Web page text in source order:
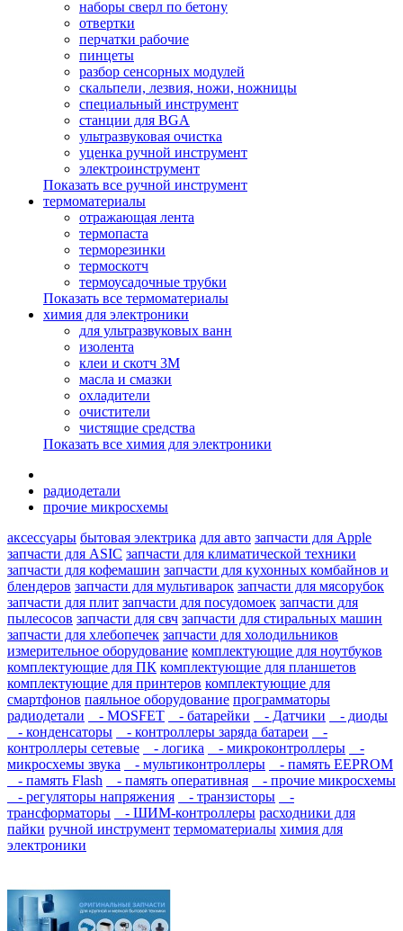
наборы сверл по бетону
отвертки
перчатки рабочие
пинцеты
разбор сенсорных модулей
скальпели, лезвия, ножи, ножницы
специальный инструмент
станции для BGA
ультразвуковая очистка
уценка ручной инструмент
электроинструмент
Показать все ручной инструмент
термоматериалы
отражающая лента
термопаста
терморезинки
термоскотч
термоусадочные трубки
Показать все термоматериалы
химия для электроники
для ультразвуковых ванн
изолента
клеи и скотч 3М
масла и смазки
охладители
очистители
чистящие средства
Показать все химия для электроники
радиодетали
прочие микросхемы
аксессуары бытовая электрика для авто запчасти для Apple
запчасти для ASIC запчасти для климатической техники
запчасти для кофемашин запчасти для кухонных комбайнов и
блендеров запчасти для мультиварок запчасти для мясорубок
запчасти для плит запчасти для посудомоек запчасти для
пылесосов запчасти для свч запчасти для стиральных машин
запчасти для хлебопечек запчасти для холодильников
измерительное оборудование комплектующие для ноутбуков
комплектующие для ПК комплектующие для планшетов
комплектующие для принтеров комплектующие для
смартфонов паяльное оборудование программаторы
радиодетали
- MOSFET - батарейки - Датчики
- диоды
- конденсаторы
- контроллеры заряда батареи
-
контроллеры сетевые
- логика - микроконтроллеры
-
микросхемы звука
- мультиконтроллеры
- память EEPROM
- память Flash
- память оперативная
- прочие микросхемы
- регуляторы напряжения
- транзисторы
-
трансформаторы
- ШИМ-контроллеры расходники для
пайки ручной инструмент термоматериалы химия для
электроники